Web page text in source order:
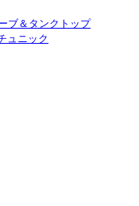
ブ＆タンクトップ
ュニック